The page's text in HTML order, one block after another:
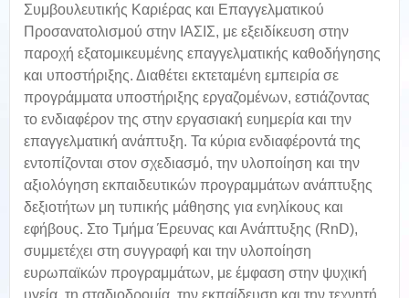
Συμβουλευτικής Καριέρας και Επαγγελματικού
Προσανατολισμού στην ΙΑΣΙΣ, με εξειδίκευση στην
παροχή εξατομικευμένης επαγγελματικής καθοδήγησης
και υποστήριξης. Διαθέτει εκτεταμένη εμπειρία σε
προγράμματα υποστήριξης εργαζομένων, εστιάζοντας
το ενδιαφέρον της στην εργασιακή ευημερία και την
επαγγελματική ανάπτυξη. Τα κύρια ενδιαφέροντά της
εντοπίζονται στον σχεδιασμό, την υλοποίηση και την
αξιολόγηση εκπαιδευτικών προγραμμάτων ανάπτυξης
δεξιοτήτων μη τυπικής μάθησης για ενηλίκους και
εφήβους. Στο Τμήμα Έρευνας και Ανάπτυξης (RnD),
συμμετέχει στη συγγραφή και την υλοποίηση
ευρωπαϊκών προγραμμάτων, με έμφαση στην ψυχική
υγεία, τη σταδιοδρομία, την εκπαίδευση και την τεχνητή